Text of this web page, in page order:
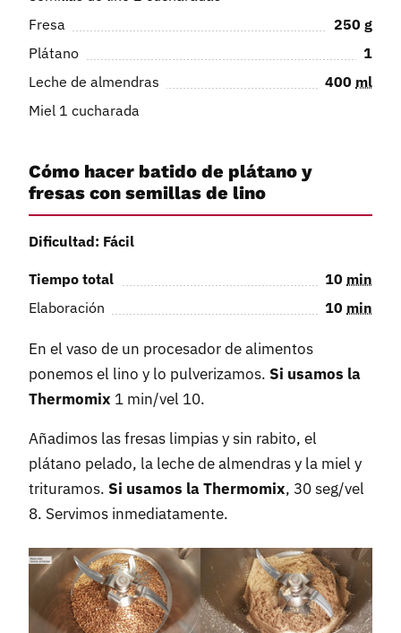
Fresa
250 g
Plátano
1
Leche de almendras
400 ml
Miel 1 cucharada
Cómo hacer batido de plátano y
fresas con semillas de lino
Dificultad: Fácil
Tiempo total 10 min
Elaboración
10 min
En el vaso de un procesador de alimentos
ponemos el lino y lo pulverizamos. Si usamos la
Thermomix 1 min/vel 10.
Añadimos las fresas limpias y sin rabito, el
plátano pelado, la leche de almendras y la miel y
trituramos. Si usamos la Thermomix, 30 seg/vel
8. Servimos inmediatamente.